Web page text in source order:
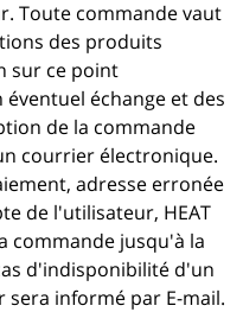
Toute commande vaut
des produits
sur ce point
échange et des
de la commande
courrier électronique.
adresse erronée
de l'utilisateur, HEAT
commande jusqu'à la
d'indisponibilité d'un
informé par E-mail.